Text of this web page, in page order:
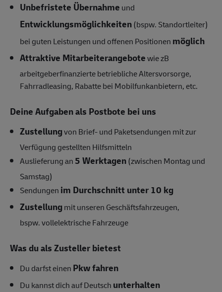
Unbefristete Übernahme und
Entwicklungsmöglichkeiten(bspw. Standortleiter)
bei guten Leistungen und offenen Positionen möglich
Attraktive Mitarbeiterangebotewie zB
arbeitgeberfinanzierte betriebliche Altersvorsorge,
Fahrradleasing, Rabatte bei Mobilfunkanbietern, etc.
Deine Aufgaben als Postbote bei uns
Zustellungvon Brief- und Paketsendungen mit zur
Verfügung gestellten Hilfsmitteln
Auslieferung an5 Werktagen(zwischen Montag und
Samstag)
Sendungen im Durchschnitt unter 10 kg
Zustellungmit unseren Geschäftsfahrzeugen,
bspw.vollelektrische Fahrzeuge
Was du als Zusteller bietest
Du darfst einen Pkw fahren
Du kannst dich auf Deutsch unterhalten